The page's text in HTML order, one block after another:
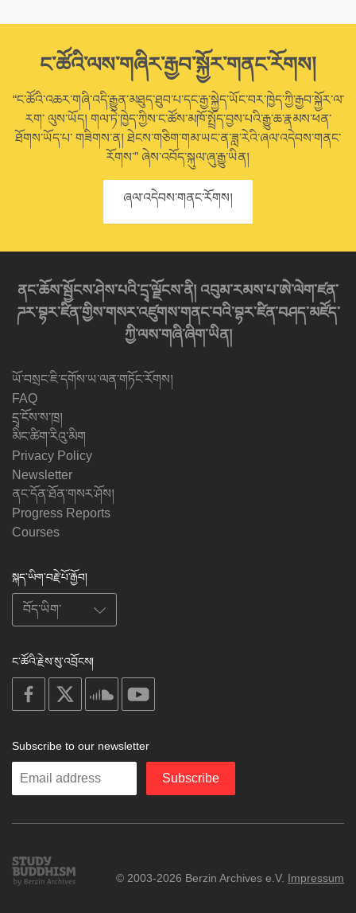
ང་ཚོའི་ལས་གཞིར་རྒྱབ་སྐྱོར་གནང་རོགས།
“ང་ཚོའི་འཆར་གཞི་འདི་རྒྱུན་མཐུད་ཐུབ་པ་དང་རྒྱ་སྐྱེད་ཡོང་བར་ཁྱེད་ཀྱི་རྒྱབ་སྐྱོར་ལ་
རག་ ལུས་ཡོད། གལ་ཏེ་ཁྱེད་ཀྱིས་ང་ཚོས་མཁོ་སྤྲོད་བྱས་པའི་རྒྱུ་ཆ་རྣམས་ཕན་
ཐོགས་ཡོད་པ་ གཟིགས་ན། ཐེངས་གཅིག་གམ་ཡང་ན་ཟླ་རེའི་ཞལ་འདེབས་གནང་
རོགས་” ཞེས་འབོད་སྐུལ་ཞུ་རྒྱུ་ཡིན།
ཞལ་འདེབས་གནང་རོགས།
ནང་ཆོས་སྦྱོངས་ཤེས་པའི་དྲྭ་ལྗོངས་ནི། འབུམ་རམས་པ་ཨེ་ལེག་ཛན་
ཌར་བྷར་ཛིན་གྱིས་གསར་འཛུགས་གནང་བའི་བྷར་ཛིན་བཤད་མཛོད་
ཀྱི་ལས་གཞི་ཞིག་ཡིན།
ཡོ་བསྲང་ཇི་དགོས་ཡ་ལན་གཏོང་རོགས།
FAQ
དྲྭ་ངོས་ས་ཁྲ།
མིང་ཚིག་རིའུ་མིག
Privacy Policy
Newsletter
ནང་དོན་ཐོན་གསར་ཤོས།
Progress Reports
Courses
སྐད་ཡིག་བརྗེ་པོ་རྒྱོབ།
ང་ཚོའི་རྗེས་སུ་འབྲོངས།
on
facebook
soundcloud
Subscribe to our newsletter
Enter
Subscribe
Study
Buddhism
© 2003-2026 Berzin Archives e.V. Impressum